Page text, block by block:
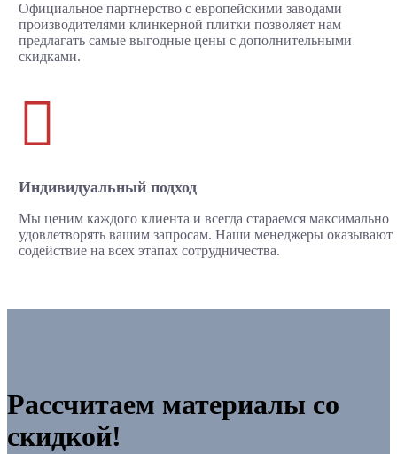
Официальное партнерство с европейскими заводами
производителями клинкерной плитки позволяет нам
предлагать самые выгодные цены с дополнительными
скидками.

Индивидуальный подход
Мы ценим каждого клиента и всегда стараемся максимально
удовлетворять вашим запросам. Наши менеджеры оказывают
содействие на всех этапах сотрудничества.
Рассчитаем материалы со
скидкой!